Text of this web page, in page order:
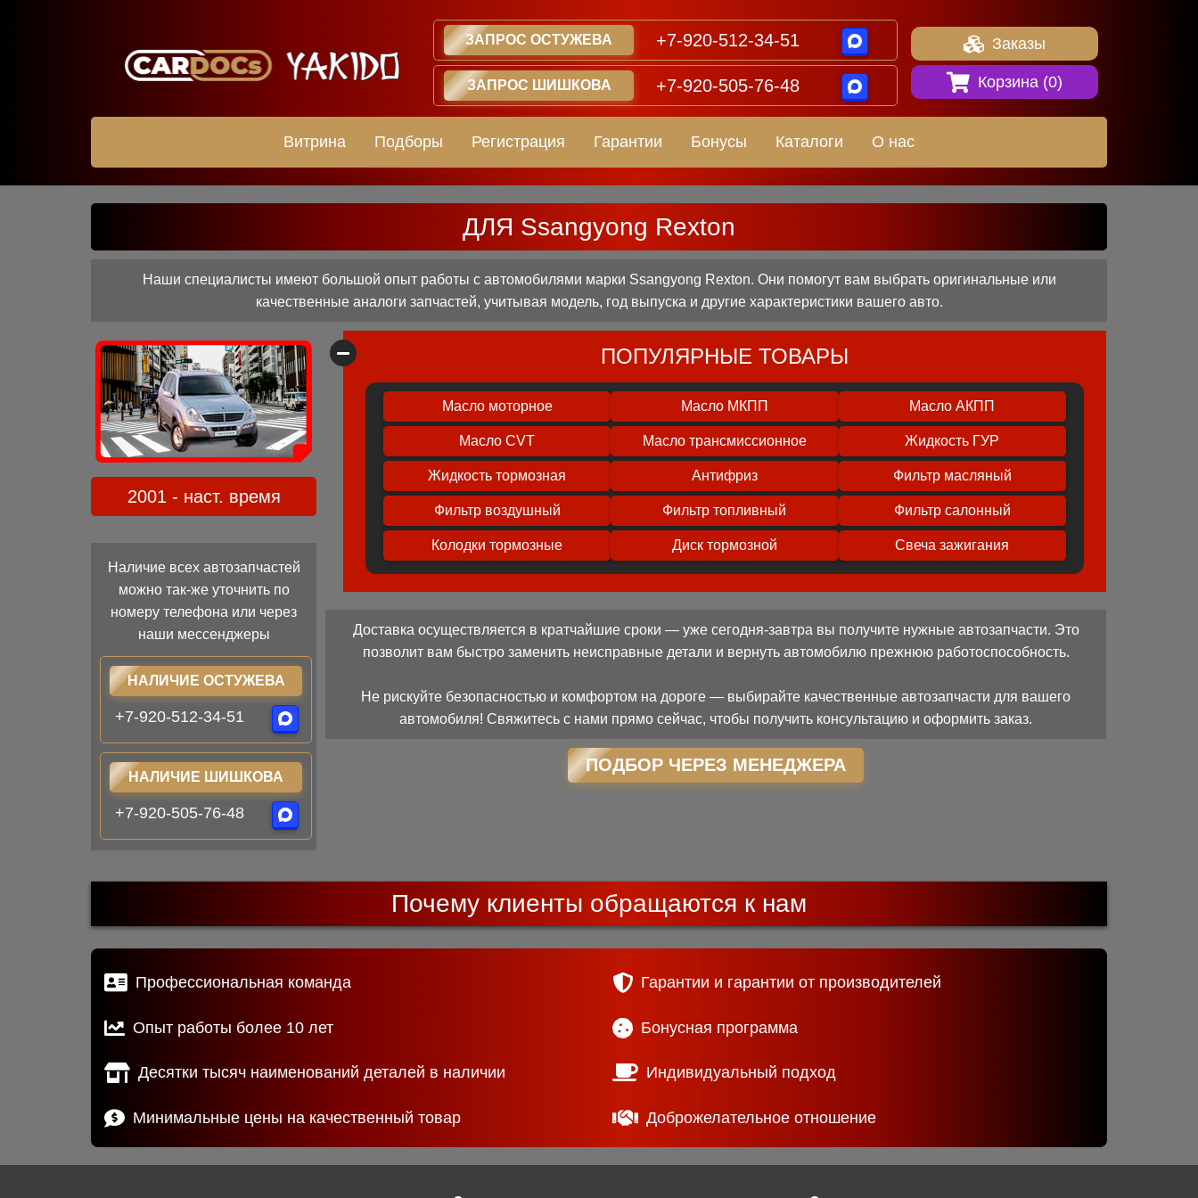
ЗАПРОС ОСТУЖЕВА +7-920-512-34-51
ЗАПРОС ШИШКОВА +7-920-505-76-48
Заказы
Корзина (0)
Витрина Подборы Регистрация Гарантии Бонусы Каталоги О нас
ДЛЯ Ssangyong Rexton
Наши специалисты имеют большой опыт работы с автомобилями марки Ssangyong Rexton. Они помогут вам выбрать оригинальные или
качественные аналоги запчастей, учитывая модель, год выпуска и другие характеристики вашего авто.
2001 - наст. время
Наличие всех автозапчастей
можно так-же уточнить по
номеру телефона или через
наши мессенджеры
НАЛИЧИЕ ОСТУЖЕВА
+7-920-512-34-51
НАЛИЧИЕ ШИШКОВА
+7-920-505-76-48
ПОПУЛЯРНЫЕ ТОВАРЫ
Масло моторное Масло МКПП Масло АКПП
Масло CVT Масло трансмиссионное Жидкость ГУР
Жидкость тормозная Антифриз Фильтр масляный
Фильтр воздушный Фильтр топливный Фильтр салонный
Колодки тормозные Диск тормозной Свеча зажигания
Доставка осуществляется в кратчайшие сроки — уже сегодня-завтра вы получите нужные автозапчасти. Это
позволит вам быстро заменить неисправные детали и вернуть автомобилю прежнюю работоспособность.
Не рискуйте безопасностью и комфортом на дороге — выбирайте качественные автозапчасти для вашего
автомобиля! Свяжитесь с нами прямо сейчас, чтобы получить консультацию и оформить заказ.
ПОДБОР ЧЕРЕЗ МЕНЕДЖЕРА
Почему клиенты обращаются к нам
Профессиональная команда
Опыт работы более 10 лет
Десятки тысяч наименований деталей в наличии
Минимальные цены на качественный товар
Гарантии и гарантии от производителей
Бонусная программа
Индивидуальный подход
Доброжелательное отношение